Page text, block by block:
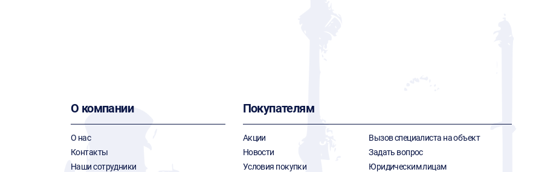
О компании
О нас
Контакты
Наши сотрудники
Покупателям
Акции
Новости
Условия покупки
Вызов специалиста на объект
Задать вопрос
Юридическим лицам